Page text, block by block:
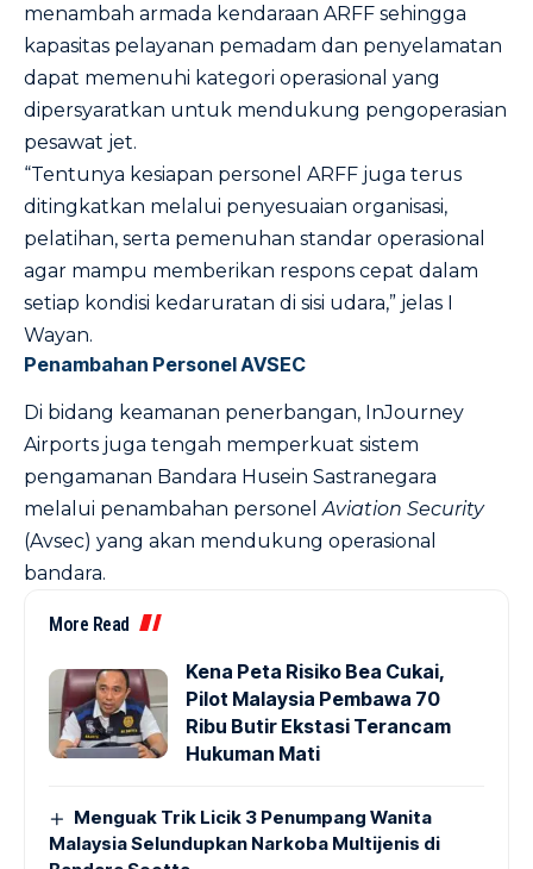
menambah armada kendaraan ARFF sehingga
kapasitas pelayanan pemadam dan penyelamatan
dapat memenuhi kategori operasional yang
dipersyaratkan untuk mendukung pengoperasian
pesawat jet.
“Tentunya kesiapan personel ARFF juga terus
ditingkatkan melalui penyesuaian organisasi,
pelatihan, serta pemenuhan standar operasional
agar mampu memberikan respons cepat dalam
setiap kondisi kedaruratan di sisi udara,” jelas I
Wayan.
Penambahan Personel AVSEC
Di bidang keamanan penerbangan, InJourney
Airports juga tengah memperkuat sistem
pengamanan Bandara Husein Sastranegara
melalui penambahan personelAviation Security
(Avsec) yang akan mendukung operasional
bandara.
More Read
Kena Peta Risiko Bea Cukai,
Pilot Malaysia Pembawa 70
Ribu Butir Ekstasi Terancam
Hukuman Mati
Menguak Trik Licik 3 Penumpang Wanita
Malaysia Selundupkan Narkoba Multijenis di